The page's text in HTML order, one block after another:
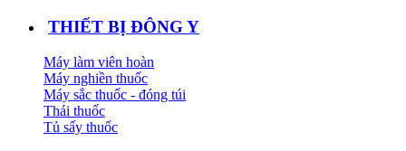
THIẾT BỊ ĐÔNG Y
Máy làm viên hoàn
Máy nghiền thuốc
Máy sắc thuốc - đóng túi
Thái thuốc
Tủ sấy thuốc